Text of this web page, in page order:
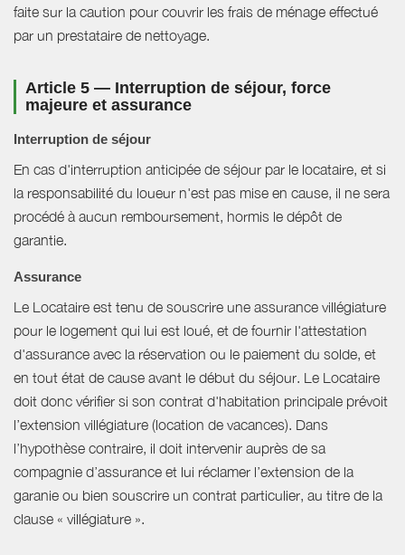
faite sur la caution pour couvrir les frais de ménage effectué
par un prestataire de nettoyage.
Article 5 — Interruption de séjour, force
majeure et assurance
Interruption de séjour
En cas d'interruption anticipée de séjour par le locataire, et si
la responsabilité du loueur n'est pas mise en cause, il ne sera
procédé à aucun remboursement, hormis le dépôt de
garantie.
Assurance
Le Locataire est tenu de souscrire une assurance villégiature
pour le logement qui lui est loué, et de fournir l'attestation
d'assurance avec la réservation ou le paiement du solde, et
en tout état de cause avant le début du séjour. Le Locataire
doit donc vérifier si son contrat d'habitation principale prévoit
l’extension villégiature (location de vacances). Dans
l’hypothèse contraire, il doit intervenir auprès de sa
compagnie d’assurance et lui réclamer l’extension de la
garanie ou bien souscrire un contrat particulier, au titre de la
clause « villégiature ».